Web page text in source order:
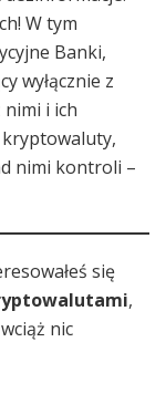
W tym
Banki,
wyłącznie z
i ich
kryptowaluty,
nimi kontroli –
się
,
nic